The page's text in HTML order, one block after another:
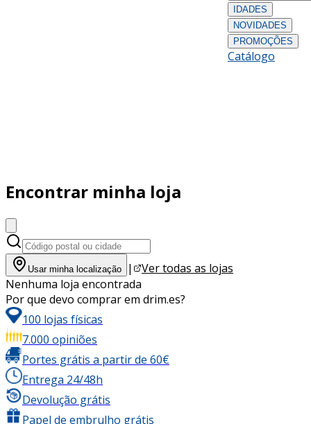
IDADES
NOVIDADES
PROMOÇÕES
Catálogo
Encontrar minha loja
Usar minha localização |
Ver todas as lojas
Nenhuma loja encontrada
Por que devo comprar em drim.es?
100 lojas físicas
7.000 opiniões
Portes grátis a partir de 60€
Entrega 24/48h
Devolução grátis
Papel de embrulho grátis